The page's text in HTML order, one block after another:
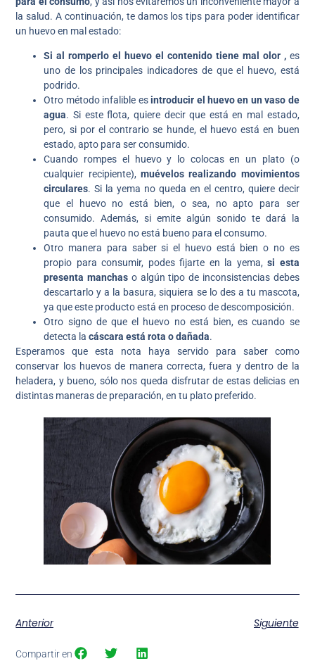
la salud. A continuación, te damos los tips para poder identificar
un huevo en mal estado:
Si al romperlo el huevo el contenido tiene mal olor ,es
uno de los principales indicadores de que el huevo, está
podrido.
Otro método infalible esintroducir el huevo en un vaso de
agua. Si este flota, quiere decir que está en mal estado,
pero, si por el contrario se hunde, el huevo está en buen
estado, apto para ser consumido.
Cuando rompes el huevo y lo colocas en un plato (o
cualquier recipiente), muévelos realizando movimientos
circulares. Si la yema no queda en el centro, quiere decir
que el huevo no está bien, o sea, no apto para ser
consumido. Además, si emite algún sonido te dará la
pauta que el huevo no está bueno para el consumo.
Otro manera para saber si el huevo está bien o no es
propio para consumir, podes fijarte en la yema,si esta
presenta manchas o algún tipo de inconsistencias debes
descartarlo y a la basura, siquiera se lo des a tu mascota,
ya que este producto está en proceso de descomposición.
Otro signo de que el huevo no está bien, es cuando se
detecta lacáscara está rota o dañada.
Esperamos que esta nota haya servido para saber como
conservar los huevos de manera correcta, fuera y dentro de la
heladera, y bueno, sólo nos queda disfrutar de estas delicias en
distintas maneras de preparación, en tu plato preferido.
Anterior Siguiente
Compartir en